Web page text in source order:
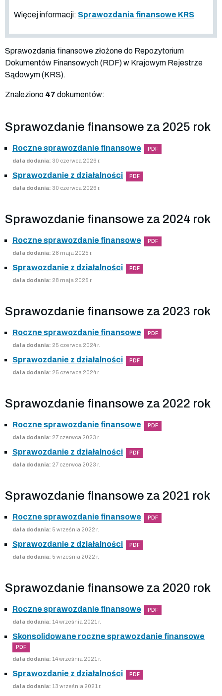
Więcej informacji: Sprawozdania finansowe KRS
Sprawozdania finansowe złożone do Repozytorium
Dokumentów Finansowych (RDF) w Krajowym Rejestrze
Sądowym (KRS).
Znaleziono 47 dokumentów:
Sprawozdanie finansowe za 2025 rok
Roczne sprawozdanie finansowe PDF
data dodania: 30 czerwca 2026 r.
Sprawozdanie z działalności PDF
data dodania: 30 czerwca 2026 r.
Sprawozdanie finansowe za 2024 rok
Roczne sprawozdanie finansowe PDF
data dodania: 28 maja 2025 r.
Sprawozdanie z działalności PDF
data dodania: 28 maja 2025 r.
Sprawozdanie finansowe za 2023 rok
Roczne sprawozdanie finansowe PDF
data dodania: 25 czerwca 2024 r.
Sprawozdanie z działalności PDF
data dodania: 25 czerwca 2024 r.
Sprawozdanie finansowe za 2022 rok
Roczne sprawozdanie finansowe PDF
data dodania: 27 czerwca 2023 r.
Sprawozdanie z działalności PDF
data dodania: 27 czerwca 2023 r.
Sprawozdanie finansowe za 2021 rok
Roczne sprawozdanie finansowe PDF
data dodania: 5 września 2022 r.
Sprawozdanie z działalności PDF
data dodania: 5 września 2022 r.
Sprawozdanie finansowe za 2020 rok
Roczne sprawozdanie finansowe PDF
data dodania: 14 września 2021 r.
Skonsolidowane roczne sprawozdanie finansowe
PDF
data dodania: 14 września 2021 r.
Sprawozdanie z działalności PDF
data dodania: 13 września 2021 r.